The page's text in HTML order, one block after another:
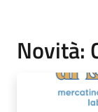
Novità: